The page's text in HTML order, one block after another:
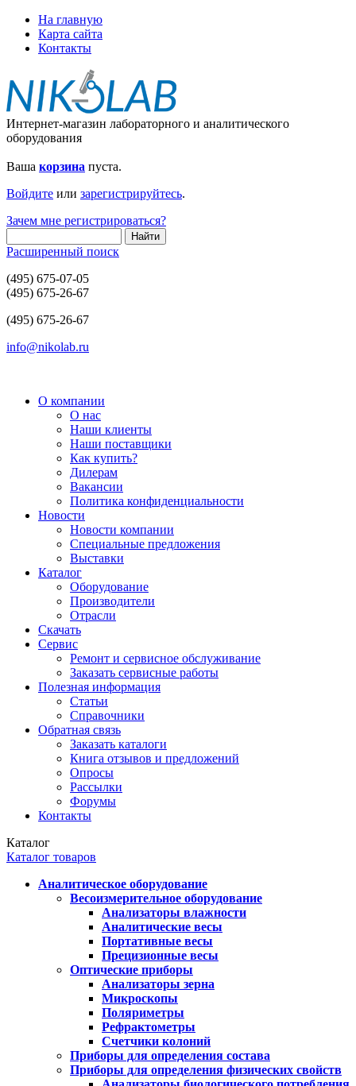
На главную
Карта сайта
Контакты
Интернет-магазин лабораторного и аналитического
оборудования
Ваша корзина пуста.
Войдите или зарегистрируйтесь.
Зачем мне регистрироваться?
Расширенный поиск
(495) 675-07-05
(495) 675-26-67
(495) 675-26-67
info@nikolab.ru
О компании
О нас
Наши клиенты
Наши поставщики
Как купить?
Дилерам
Вакансии
Политика конфиденциальности
Новости
Новости компании
Специальные предложения
Выставки
Каталог
Оборудование
Производители
Отрасли
Скачать
Сервис
Ремонт и сервисное обслуживание
Заказать сервисные работы
Полезная информация
Статьи
Справочники
Обратная связь
Заказать каталоги
Книга отзывов и предложений
Опросы
Рассылки
Форумы
Контакты
Каталог
Каталог товаров
Аналитическое оборудование
Весоизмерительное оборудование
Анализаторы влажности
Аналитические весы
Портативные весы
Прецизионные весы
Оптические приборы
Анализаторы зерна
Микроскопы
Поляриметры
Рефрактометры
Счетчики колоний
Приборы для определения состава
Приборы для определения физических свойств